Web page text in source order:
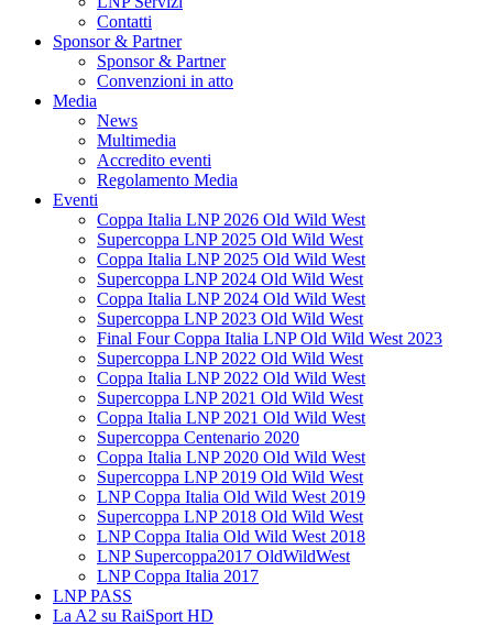
Contatti
Sponsor & Partner
Sponsor & Partner
Convenzioni in atto
Media
News
Multimedia
Accredito eventi
Regolamento Media
Eventi
Coppa Italia LNP 2026 Old Wild West
Supercoppa LNP 2025 Old Wild West
Coppa Italia LNP 2025 Old Wild West
Supercoppa LNP 2024 Old Wild West
Coppa Italia LNP 2024 Old Wild West
Supercoppa LNP 2023 Old Wild West
Final Four Coppa Italia LNP Old Wild West 2023
Supercoppa LNP 2022 Old Wild West
Coppa Italia LNP 2022 Old Wild West
Supercoppa LNP 2021 Old Wild West
Coppa Italia LNP 2021 Old Wild West
Supercoppa Centenario 2020
Coppa Italia LNP 2020 Old Wild West
Supercoppa LNP 2019 Old Wild West
LNP Coppa Italia Old Wild West 2019
Supercoppa LNP 2018 Old Wild West
LNP Coppa Italia Old Wild West 2018
LNP Supercoppa2017 OldWildWest
LNP Coppa Italia 2017
LNP PASS
La A2 su RaiSport HD